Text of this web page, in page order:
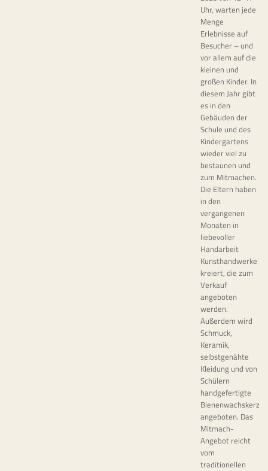
Uhr, warten jede
Menge
Erlebnisse auf
Besucher – und
vor allem auf die
kleinen und
großen Kinder. In
diesem Jahr gibt
es in den
Gebäuden der
Schule und des
Kindergartens
wieder viel zu
bestaunen und
zum Mitmachen.
Die Eltern haben
in den
vergangenen
Monaten in
liebevoller
Handarbeit
Kunsthandwerke
kreiert, die zum
Verkauf
angeboten
werden.
Außerdem wird
Schmuck,
Keramik,
selbstgenähte
Kleidung und von
Schülern
handgefertigte
Bienenwachskerzen
angeboten. Das
Mitmach-
Angebot reicht
vom
traditionellen